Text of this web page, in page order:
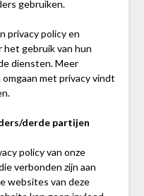
gebruiken.
privacy policy en
het gebruik van hun
diensten. Meer
met privacy vindt
derde partijen
policy van onze
verbonden zijn aan
websites van deze